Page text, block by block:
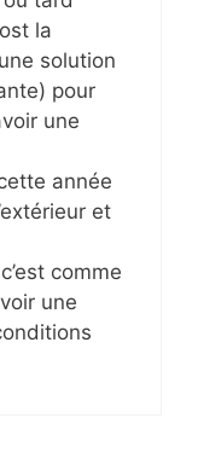
la
solution
pour
une
année
et
comme
une